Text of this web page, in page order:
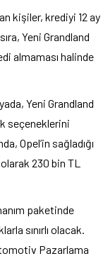
kişiler, krediyi 12 ay
Yeni Grandland
almaması halinde
Yeni Grandland
seçeneklerini
Opel’in sağladığı
230 bin TL
paketinde
sınırlı olacak.
Pazarlama